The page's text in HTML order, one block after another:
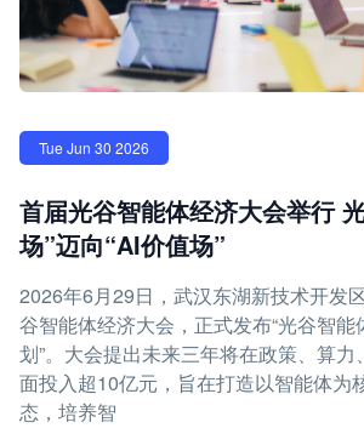
Tue Jun 30 2026
首届光谷智能体经济大会举行
场”迈向“AI价值场”
2026年6月29日，武汉东湖新技术开发
谷智能体经济大会，正式发布“光谷智能
划”。大会提出未来三年将在政策、算力
面投入超10亿元，旨在打造以智能体为
态，培养智